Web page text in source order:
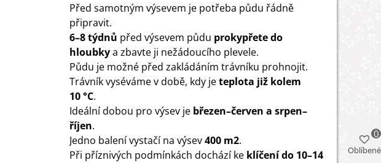
Před samotným výsevem je potřeba půdu řádně
připravit.
6–8 týdnů před výsevem půdu prokypřete do
hloubkya zbavte ji nežádoucího plevele.
Půdu je možné před zakládáním trávníku prohnojit.
Trávník vyséváme v době, kdy jeteplota již kolem
10 °C.
Ideální dobou pro výsev je březen–červen a srpen–
říjen.
Jedno balení vystačí na výsev400 m2.
Při příznivých podmínkách dochází ke klíčení do 10–14
Oblíbené
0